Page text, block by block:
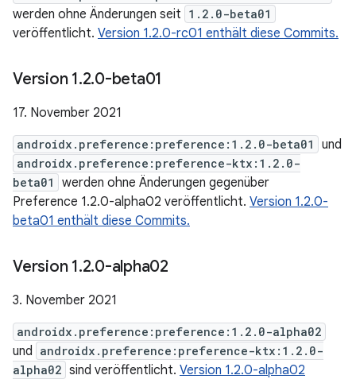
werden ohne Änderungen seit 1.2.0-beta01
veröffentlicht. Version 1.2.0-rc01 enthält diese Commits.
Version 1.2.0-beta01
17. November 2021
androidx.preference:preference:1.2.0-beta01 und
androidx.preference:preference-ktx:1.2.0-
beta01
werden ohne Änderungen gegenüber
Preference 1.2.0-alpha02 veröffentlicht. Version 1.2.0-
beta01 enthält diese Commits.
Version 1.2.0-alpha02
3. November 2021
androidx.preference:preference:1.2.0-alpha02
und androidx.preference:preference-ktx:1.2.0-
alpha02 sind veröffentlicht. Version 1.2.0-alpha02